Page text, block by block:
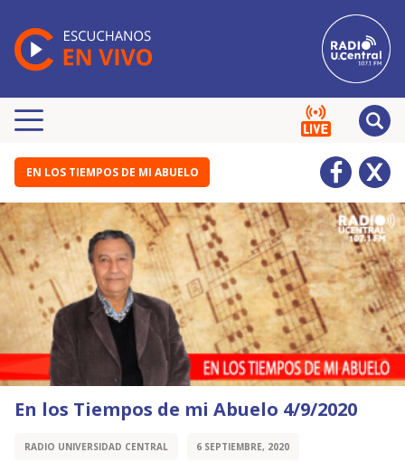
EN LOS TIEMPOS DE MI ABUELO
En los Tiempos de mi Abuelo 4/9/2020
RADIO UNIVERSIDAD CENTRAL 6 SEPTIEMBRE, 2020